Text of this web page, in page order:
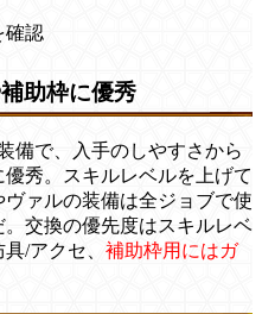
確認
助枠に優秀
備で、入手のしやすさから
秀。スキルレベルを上げて
ァルの装備は全ジョブで使
交換の優先度はスキルレベ
/アクセ、 補助枠用にはガ